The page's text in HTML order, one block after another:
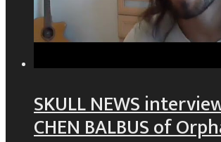
SKULL NEWS
CHEN BALBUS of